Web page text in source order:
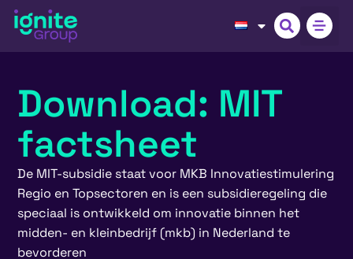
Download: MIT
factsheet
De MIT-subsidie staat voor MKB Innovatiestimulering
Regio en Topsectoren en is een subsidieregeling die
speciaal is ontwikkeld om innovatie binnen het
midden- en kleinbedrijf (mkb) in Nederland te
bevorderen